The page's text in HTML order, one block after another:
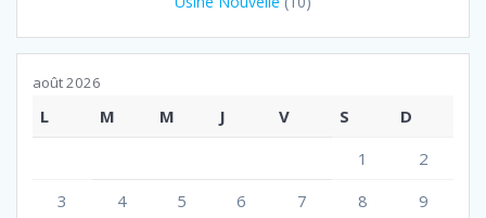
août 2026
L M M J V S
D
1
2
3
4 5 6 7 8 9